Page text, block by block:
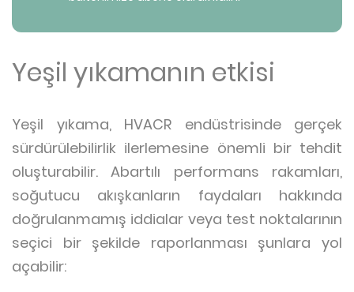
Yeşil yıkamanın etkisi
Yeşil yıkama, HVACR endüstrisinde gerçek
sürdürülebilirlik ilerlemesine önemli bir tehdit
oluşturabilir. Abartılı performans rakamları,
soğutucu akışkanların faydaları hakkında
doğrulanmamış iddialar veya test noktalarının
seçici bir şekilde raporlanması şunlara yol
açabilir: